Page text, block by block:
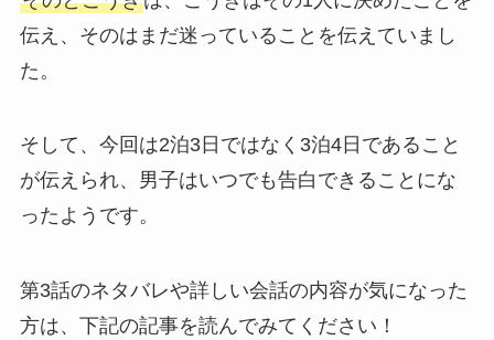
伝え、そのはまだ迷っていることを伝えていまし
た。
そして、今回は2泊3日ではなく3泊4日であること
が伝えられ、男子はいつでも告白できることにな
ったようです。
第3話のネタバレや詳しい会話の内容が気になった
方は、下記の記事を読んでみてください！